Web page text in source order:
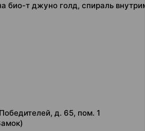
био-т джуно голд, спираль
д. 65, пом. 1